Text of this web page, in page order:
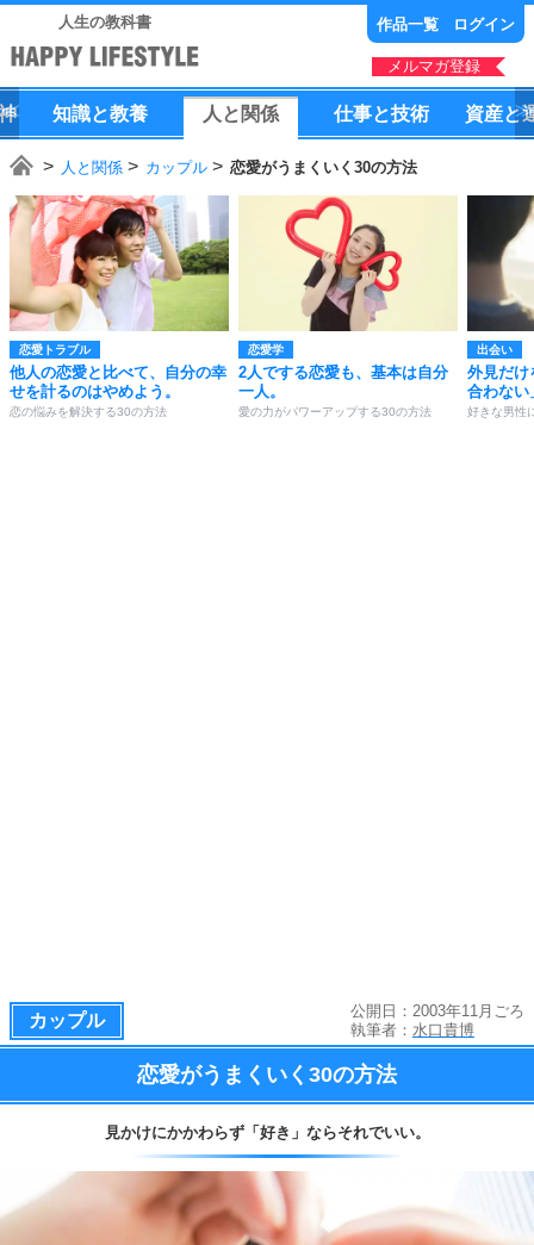
人生の教科書 作品一覧 ログイン
メルマガ登録
知識と教養 人 と 関係 仕事と技術 資産と
人と関係 カップル 恋愛がうまくいく30の方法
恋愛トラブル
他人の恋愛と比べて、自分の幸
せを計るのはやめよう。
恋の悩みを解決する30の方法
恋愛学
2人でする恋愛も、基本は自分
一人。
愛の力がパワーアップする30の方法
出会い
外見だけ
合わない
好きな男性
カップル
公開日：2003年11月ごろ
執筆者： 水口貴博
恋愛がうまくいく 30の方法
見かけにかかわらず「好き」ならそれでいい。